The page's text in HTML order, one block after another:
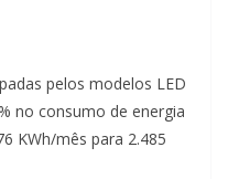
pelos modelos LED
no consumo de energia
KWh/mês para 2.485